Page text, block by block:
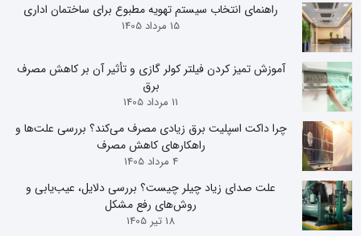
راهنمای انتخاب سیستم تهویه مطبوع برای ساختمان اداری
15 مرداد 1405
آموزش تمیز کردن فیلتر کولر گازی و تأثیر آن بر کاهش مصرف
برق
11 مرداد 1405
چرا داکت اسپلیت برق زیادی مصرف می‌کند؟ بررسی علت‌ها و
راهکارهای کاهش مصرف
4 مرداد 1405
علت صدای زیاد چیلر چیست؟ بررسی دلایل، عیب‌یابی و
روش‌های رفع مشکل
18 تیر 1405